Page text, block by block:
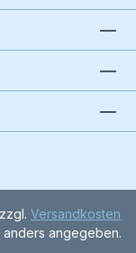
Versandkosten
angegeben.